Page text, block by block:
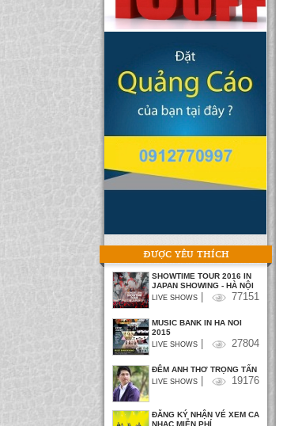
ĐƯỢC YÊU THÍCH
SHOWTIME TOUR 2016 IN
JAPAN SHOWING - HÀ NỘI
LIVE SHOWS 77151
MUSIC BANK IN HA NOI
2015
LIVE SHOWS 27804
ĐÊM ANH THƠ TRỌNG TẤN
LIVE SHOWS 19176
ĐĂNG KÝ NHẬN VÉ XEM CA
NHẠC MIỄN PHÍ